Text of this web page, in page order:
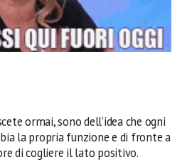
ormai, sono dell’idea che ogni
la propria funzione e di fronte a
di cogliere il lato positivo.